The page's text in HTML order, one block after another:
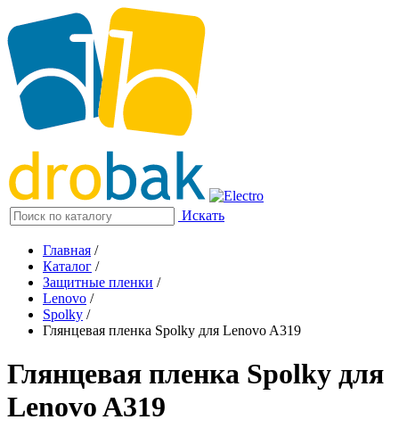
Искать
Главная /
Каталог /
Защитные пленки /
Lenovo /
Spolky /
Глянцевая пленка Spolky для Lenovo A319
Глянцевая пленка Spolky для
Lenovo A319